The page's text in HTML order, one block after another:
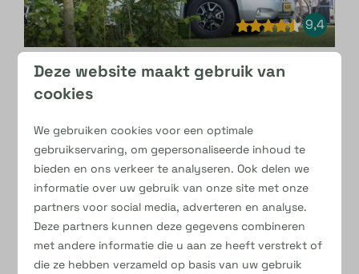
9,4
€ 187
Luxe camperplaats
1
10 ampère stroom
CAI
Eigen sanitair
Verharde plek
Bekijken
Deze website maakt gebruik van
cookies
We gebruiken cookies voor een optimale
gebruikservaring, om gepersonaliseerde inhoud te
bieden en ons verkeer te analyseren. Ook delen we
informatie over uw gebruik van onze site met onze
partners voor social media, adverteren en analyse.
Deze partners kunnen deze gegevens combineren
met andere informatie die u aan ze heeft verstrekt of
die ze hebben verzameld op basis van uw gebruik